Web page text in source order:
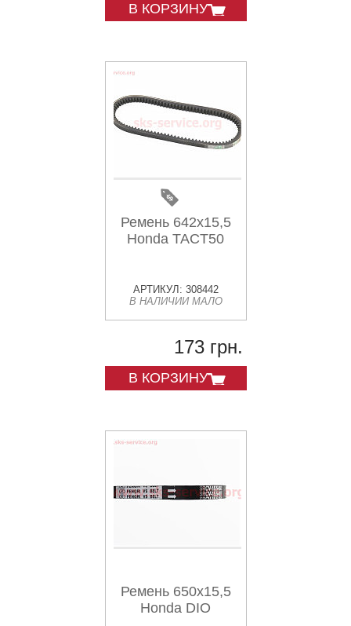
В КОРЗИНУ
Ремень 642х15,5
Honda TACT50
АРТИКУЛ: 308442
В НАЛИЧИИ МАЛО
173 грн.
В КОРЗИНУ
Ремень 650х15,5
Honda DIO